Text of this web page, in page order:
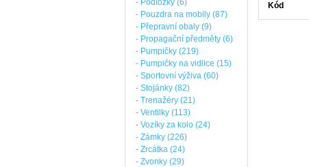
Kód
- Podložky (6)
- Pouzdra na mobily (87)
- Přepravní obaly (9)
- Propagační předměty (6)
- Pumpičky (219)
- Pumpičky na vidlice (15)
- Sportovní výživa (60)
- Stojánky (82)
- Trenažéry (21)
- Ventilky (113)
- Vozíky za kolo (24)
- Zámky (226)
- Zrcátka (24)
- Zvonky (29)